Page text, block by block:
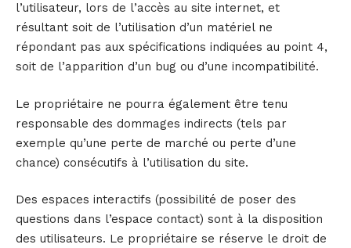
l’utilisateur, lors de l’accès au site internet, et
résultant soit de l’utilisation d’un matériel ne
répondant pas aux spécifications indiquées au point 4,
soit de l’apparition d’un bug ou d’une incompatibilité.
Le propriétaire ne pourra également être tenu
responsable des dommages indirects (tels par
exemple qu’une perte de marché ou perte d’une
chance) consécutifs à l’utilisation du site.
Des espaces interactifs (possibilité de poser des
questions dans l’espace contact) sont à la disposition
des utilisateurs. Le propriétaire se réserve le droit de